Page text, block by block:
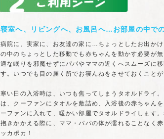
寝室へ、リビングへ、お風呂へ…お部屋の中で
病院に、実家に、お友達の家に…ちょっとしたお出か
の中のちょっとした移動でも赤ちゃんを動かす必要が
適な眠りを邪魔せずにパパやママの近くへスムーズに移
す。いつでも目の届く所でお寝んねをさせておくことが
寒い日の入浴時は、いつも焦ってしまうタオルドライ。
は、クーファンにタオルを敷詰め、入浴後の赤ちゃんを
ーファンに入れて、暖かい部屋でタオルドライします
抱きかかえる際に、ママ・パパの体が濡れることなく
ッカポカ！